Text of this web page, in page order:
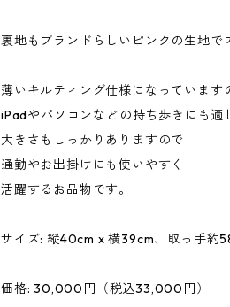
裏地もブランドらしいピンクの生地で
薄いキルティング仕様になっています
iPadやパソコンなどの持ち歩きにも適
大きさもしっかりありますので
通勤やお出掛けにも使いやすく
活躍するお品物です。
サイズ: 縦40cm x 横39cm、取っ手約
価格: 30,000円（税込33,000円）